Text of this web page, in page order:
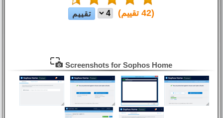
(
42 تقييم)
Screenshots for Sophos Home